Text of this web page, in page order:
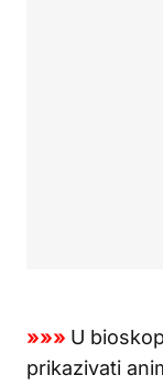
»»» U
prikazivati